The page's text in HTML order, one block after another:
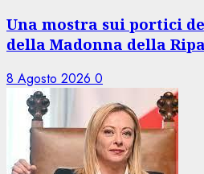
Una mostra sui portici
della Madonna della Ripa
8 Agosto 2026 0